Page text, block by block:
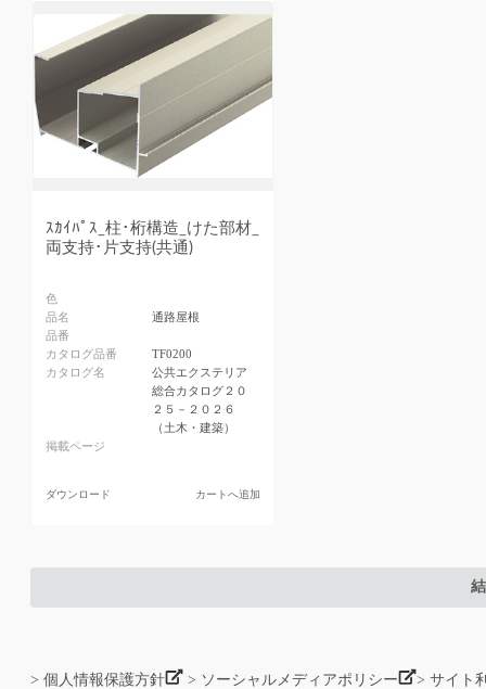
ｽｶｲﾊﾟｽ_柱･桁構造_けた部材_
両支持･片支持(共通)
色
品名
通路屋根
品番
カタログ品番
TF0200
カタログ名
公共エクステリア
総合カタログ２０
２５－２０２６
（土木・建築）
掲載ページ
ダウンロード カートへ追加
> 個人情報保護方針 > ソーシャルメディアポリシー
> サイト